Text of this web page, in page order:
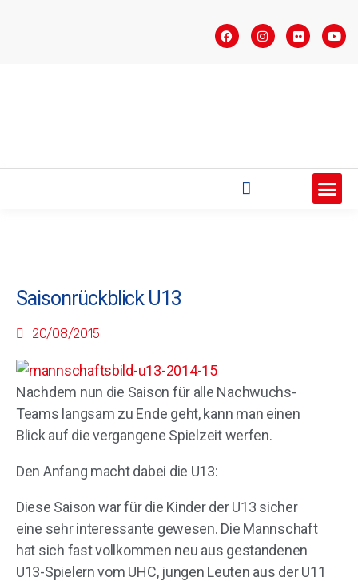
Saisonrückblick U13
20/08/2015
Nachdem nun die Saison für alle Nachwuchs-
Teams langsam zu Ende geht, kann man einen
Blick auf die vergangene Spielzeit werfen.
Den Anfang macht dabei die U13:
Diese Saison war für die Kinder der U13 sicher
eine sehr interessante gewesen. Die Mannschaft
hat sich fast vollkommen neu aus gestandenen
U13-Spielern vom UHC, jungen Leuten aus der U11